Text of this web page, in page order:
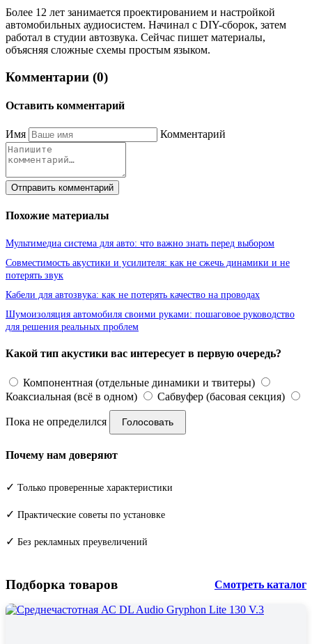
Более 12 лет занимается проектированием и настройкой
автомобильных аудиосистем. Начинал с DIY-сборок, затем
работал в студии автозвука. Сейчас пишет материалы,
объясняя сложные схемы простым языком.
Комментарии (0)
Оставить комментарий
Имя Комментарий
Отправить комментарий
Похожие материалы
Мультимедиа система для авто: что важно знать перед выбором
Совместимость акустики и усилителя: как не сжечь динамики и не
потерять звук
Кабели для автозвука: как не потерять качество на проводах
Шумоизоляция автомобиля своими руками: пошаговое руководство
для решения реальных проблем
Какой тип акустики вас интересует в первую очередь?
Компонентная (отдельные динамики и твитеры)
Коаксиальная (всё в одном)
Сабвуфер (басовая секция)
Пока не определился Голосовать
Почему нам доверяют
✓ Только проверенные характеристики
✓ Практические советы по установке
✓ Без рекламных преувеличений
Подборка товаров Смотреть каталог